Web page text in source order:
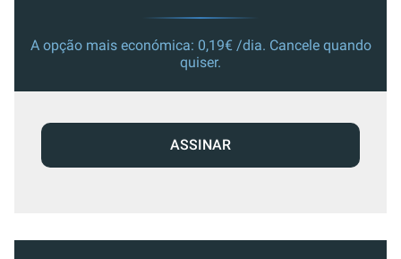
A opção mais económica: 0,19€ /dia. Cancele quando
quiser.
ASSINAR